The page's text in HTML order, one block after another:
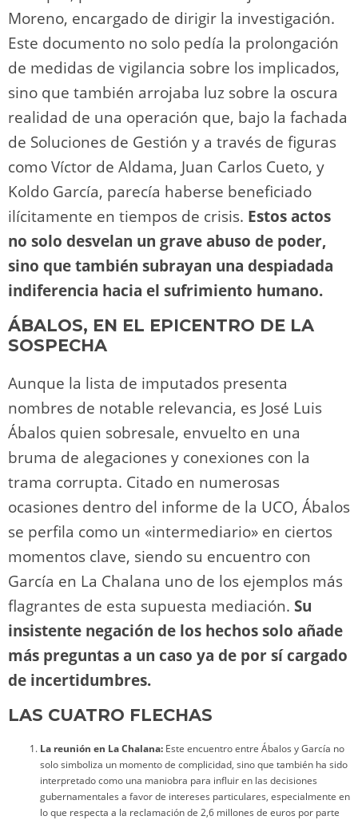
Moreno, encargado de dirigir la investigación.
Este documento no solo pedía la prolongación
de medidas de vigilancia sobre los implicados,
sino que también arrojaba luz sobre la oscura
realidad de una operación que, bajo la fachada
de Soluciones de Gestión y a través de figuras
como Víctor de Aldama, Juan Carlos Cueto, y
Koldo García, parecía haberse beneficiado
ilícitamente en tiempos de crisis. Estos actos
no solo desvelan un grave abuso de poder,
sino que también subrayan una despiadada
indiferencia hacia el sufrimiento humano.
ÁBALOS, EN EL EPICENTRO DE LA
SOSPECHA
Aunque la lista de imputados presenta
nombres de notable relevancia, es José Luis
Ábalos quien sobresale, envuelto en una
bruma de alegaciones y conexiones con la
trama corrupta. Citado en numerosas
ocasiones dentro del informe de la UCO, Ábalos
se perfila como un «intermediario» en ciertos
momentos clave, siendo su encuentro con
García en La Chalana uno de los ejemplos más
flagrantes de esta supuesta mediación. Su
insistente negación de los hechos solo añade
más preguntas a un caso ya de por sí cargado
de incertidumbres.
LAS CUATRO FLECHAS
La reunión en La Chalana: Este encuentro entre Ábalos y García no
solo simboliza un momento de complicidad, sino que también ha sido
interpretado como una maniobra para influir en las decisiones
gubernamentales a favor de intereses particulares, especialmente en
lo que respecta a la reclamación de 2,6 millones de euros por parte